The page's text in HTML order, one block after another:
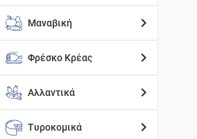
Μαναβική
Φρέσκο Κρέας
Αλλαντικά
Τυροκομικά